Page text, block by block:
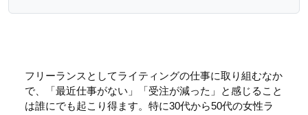
フリーランスとしてライティングの仕事に取り組むなか
で、「最近仕事がない」「受注が減った」と感じること
は誰にでも起こり得ます。特に30代から50代の女性ラ